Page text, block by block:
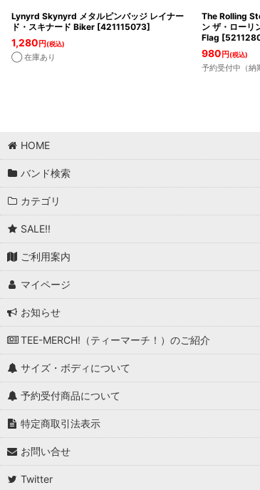
Lynyrd Skynyrd メタルピンバッジ レイナー
ド・スキナード Biker [421115073]
1,280 円(税込)
◯ 在庫あり
The Rolling
ン ザ・ローリ
Flag [
980 円(税込)
予約受付中（納
HOME
バンド検索
カテゴリ
SALE!!
ご利用案内
マイページ
お知らせ
TEE-MERCH!（ティーマーチ！）のご紹介
サイズ・ボディについて
予約受付商品について
特定商取引法表示
お問い合せ
Twitter